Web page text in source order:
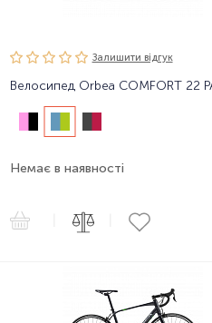
Залишити вiдгук
Велосипед Orbea COMFORT 22
Немає в наявності